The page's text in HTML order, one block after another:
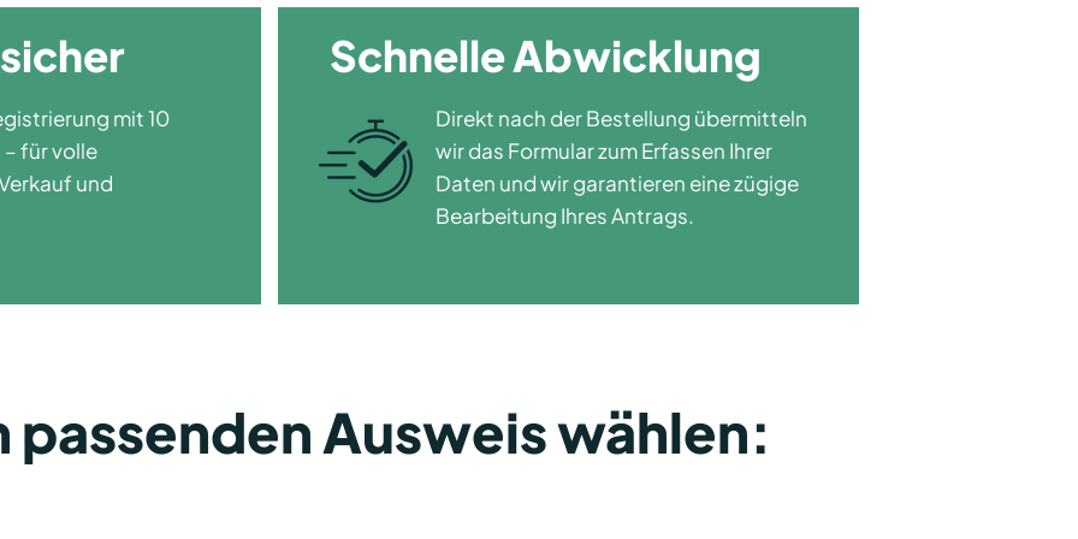
mit 10
für volle
und
Schnelle Abwicklung
Direkt nach der Bestellung übermitteln
wir das Formular zum Erfassen Ihrer
Daten und wir garantieren eine zügige
Bearbeitung Ihres Antrags.
passenden Ausweis wählen: